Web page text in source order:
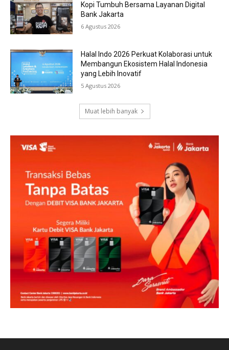
Kopi Tumbuh Bersama Layanan Digital
Bank Jakarta
6 Agustus 2026
Halal Indo 2026 Perkuat Kolaborasi untuk
Membangun Ekosistem Halal Indonesia
yang Lebih Inovatif
5 Agustus 2026
Muat lebih banyak